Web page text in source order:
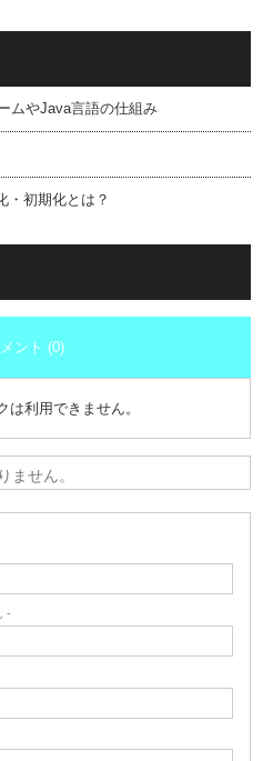
ムやJava言語の仕組み
・初期化とは？
ント (0)
は利用できません。
ません。
-